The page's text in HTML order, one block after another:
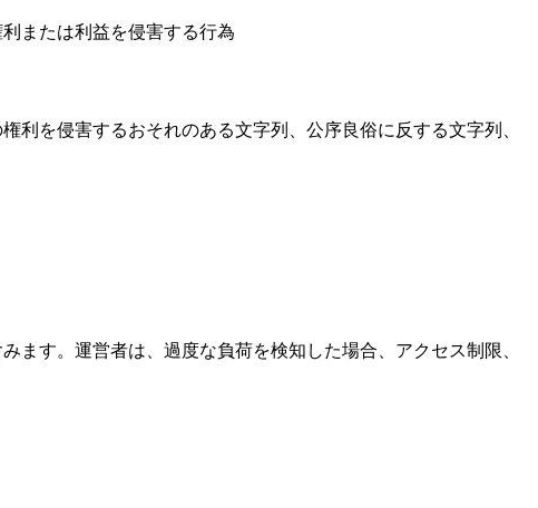
または利益を侵害する行為
を侵害するおそれのある文字列、公序良俗に反する文字列、
す。運営者は、過度な負荷を検知した場合、アクセス制限、